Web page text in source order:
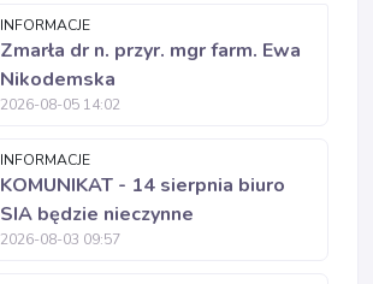
INFORMACJE
Zmarła dr n. przyr. mgr farm. Ewa
Nikodemska
2026-08-05 14:02
INFORMACJE
KOMUNIKAT - 14 sierpnia biuro
SIA będzie nieczynne
2026-08-03 09:57